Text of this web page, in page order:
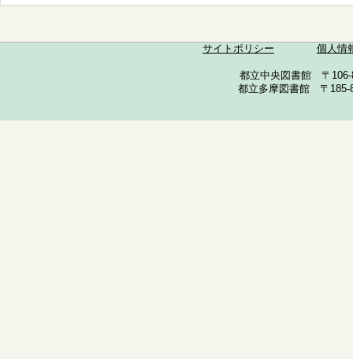
サイトポリシー 個人情
都立中央図書館 〒
都立多摩図書館 〒185-